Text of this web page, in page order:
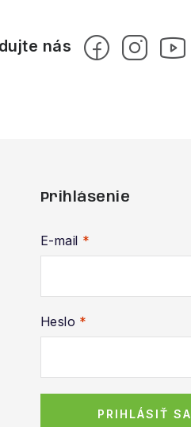
Prihlásenie
E-mail
Heslo
PRIHLÁSIŤ SA